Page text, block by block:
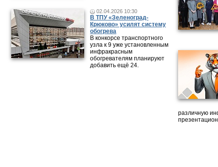
02.04.2026 10:30
В ТПУ «Зеленоград-
Крюково» усилят систему
обогрева
В конкорсе транспортного
узла к 9 уже установленным
инфракрасным
обогревателям планируют
добавить ещё 24.
различную